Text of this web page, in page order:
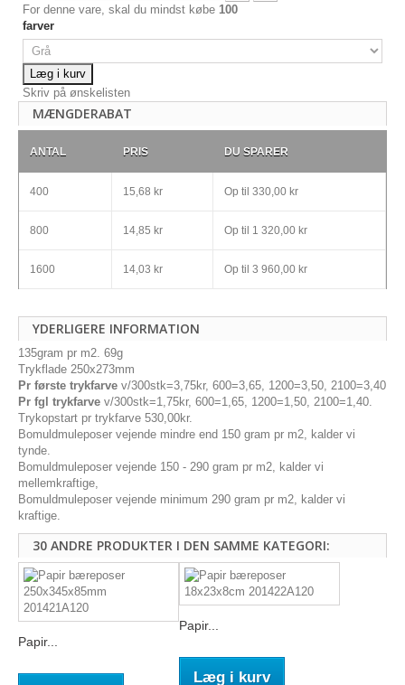
For denne vare, skal du mindst købe 100
farver
Læg i kurv
Skriv på ønskelisten
MÆNGDERABAT
ANTAL PRIS DU SPARER
400 15,68 kr Op til 330,00 kr
800 14,85 kr Op til 1 320,00 kr
1600 14,03 kr Op til 3 960,00 kr
YDERLIGERE INFORMATION
135gram pr m2. 69g
Trykflade 250x273mm
Pr første trykfarve v/300stk=3,75kr, 600=3,65, 1200=3,50, 2100=3,40
Pr fgl trykfarve v/300stk=1,75kr, 600=1,65, 1200=1,50, 2100=1,40.
Trykopstart pr trykfarve 530,00kr.
Bomuldmuleposer vejende mindre end 150 gram pr m2, kalder vi
tynde.
Bomuldmuleposer vejende 150 - 290 gram pr m2, kalder vi
mellemkraftige,
Bomuldmuleposer vejende minimum 290 gram pr m2, kalder vi
kraftige.
30 ANDRE PRODUKTER I DEN SAMME KATEGORI:
Papir...
Papir...
Læg i kurv